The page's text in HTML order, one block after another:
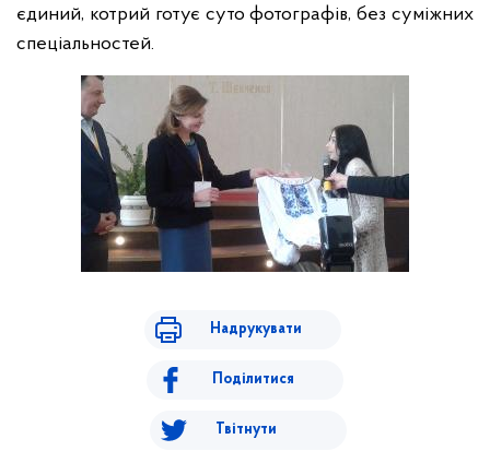
єдиний, котрий готує суто фотографів, без суміжних
спеціальностей.
Надрукувати
Поділитися
Твітнути